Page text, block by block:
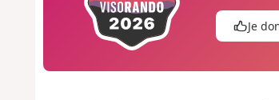
Je